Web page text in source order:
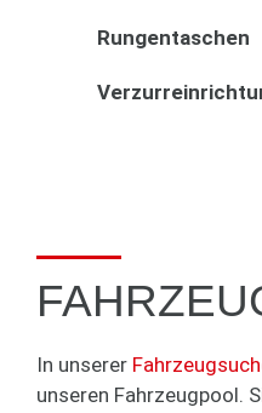
Rungentaschen
In unserer
unseren Fahrzeugpool.